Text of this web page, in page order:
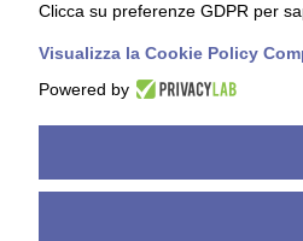
Clicca su preferenze GDPR per
Visualizza la Cookie Policy
Powered by